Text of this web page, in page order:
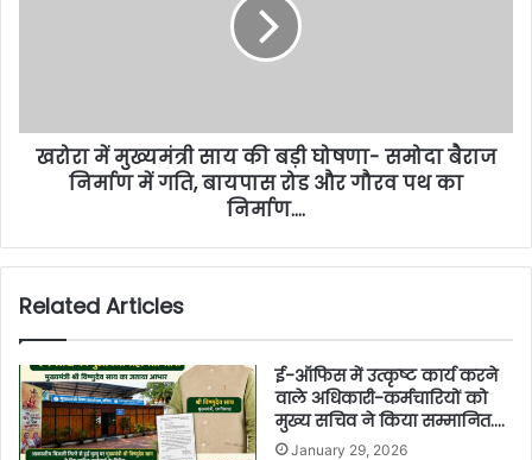
खरोरा में मुख्यमंत्री साय की बड़ी घोषणा- समोदा बैराज
निर्माण में गति, बायपास रोड और गौरव पथ का
निर्माण….
Related Articles
ई-ऑफिस में उत्कृष्ट कार्य करने
वाले अधिकारी-कर्मचारियों को
मुख्य सचिव ने किया सम्मानित….
January 29, 2026